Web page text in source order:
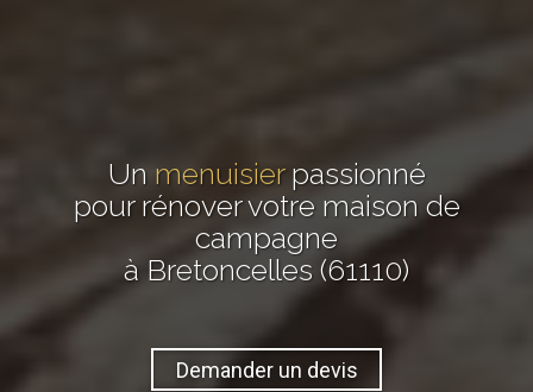
Un menuisierpassionné
pour rénover votre maison de
campagne
à Bretoncelles (61110)
Demander un devis